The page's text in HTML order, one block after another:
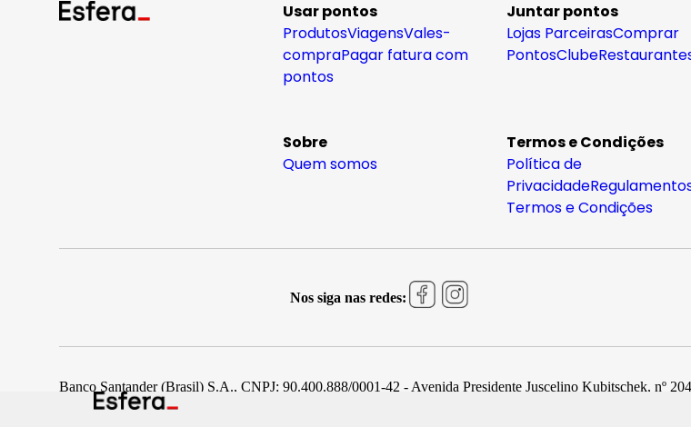
Usar pontos
ProdutosViagensVales-
compraPagar fatura com
pontos
Juntar pontos
Lojas ParceirasComprar
PontosClube
Sobre
Quem somos
Termos e Condições
Política de
Privacidade
Termos e Condições
Nos siga nas redes:
Banco Santander (Brasil) S.A., CNPJ: 90.400.888/0001-42 - Avenida Presidente Juscelino Kubitschek, nº